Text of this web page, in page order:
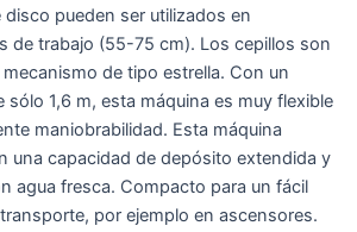
pueden ser utilizados en
de trabajo (55-75 cm). Los cepillos son
de tipo estrella. Con un
sólo 1,6 m, esta máquina es muy flexible
maniobrabilidad. Esta máquina
una capacidad de depósito extendida y
agua fresca. Compacto para un fácil
por ejemplo en ascensores.